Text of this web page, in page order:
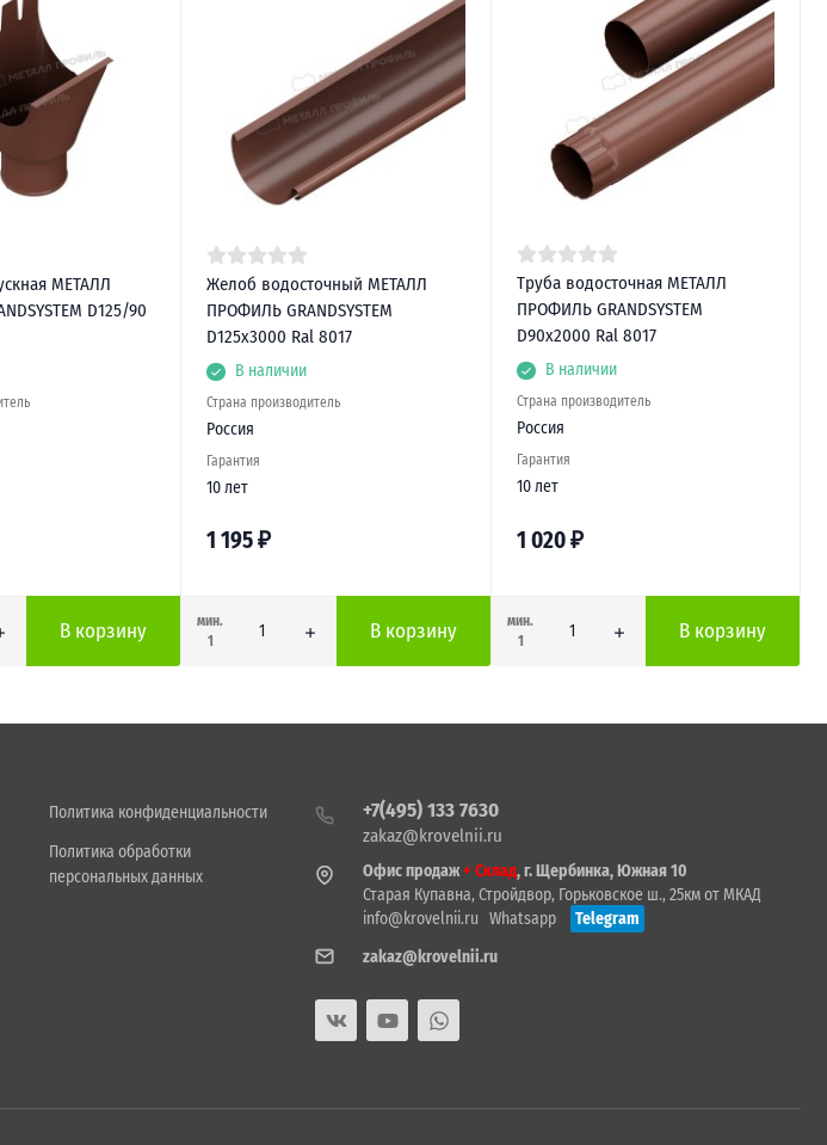
МЕТАЛЛ
D125/90
В корзину
Желоб водосточный МЕТАЛЛ
ПРОФИЛЬ GRANDSYSTEM
D125х3000 Ral 8017
В наличии
Страна производитель
Россия
Гарантия
10 лет
1 195₽
мин.
1
В корзину
Труба водосточная МЕТАЛЛ
ПРОФИЛЬ GRANDSYSTEM
D90х2000 Ral 8017
В наличии
Страна производитель
Россия
Гарантия
10 лет
1 020₽
мин.
1
В корзину
Политика конфиденциальности
Политика обработки
персональных данных
+7(495) 133 7630
zakaz@krovelnii.ru
Офис продаж+ Склад, г. Щербинка, Южная 10
Старая Купавна, Стройдвор, Горьковское ш., 25км от МКАД
info@krovelnii.ru
Whatsapp
Telegram
zakaz@krovelnii.ru